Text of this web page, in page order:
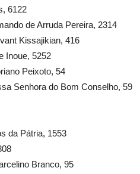
6122
de Arruda Pereira, 2314
Kissajikian, 416
Inoue, 5252
Peixoto, 54
Senhora do Bom Conselho, 59
da Pátria, 1553
Branco, 95